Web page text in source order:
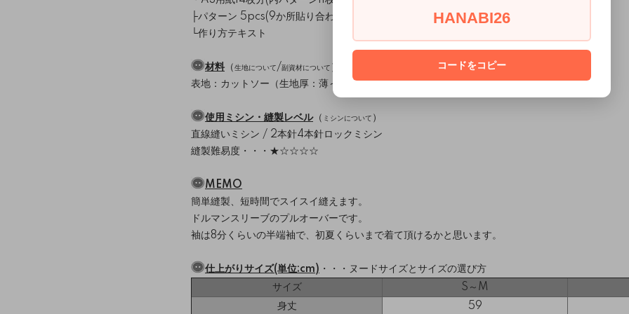
├パターン 5pcs(9か所貼り合わせが必要です)
└作り方テキスト
材料 （生地について/副資材について ）
表地：カットソー（生地厚：薄～中 / テンション：高～中）
使用ミシン・縫製レベル（ ミシンについて ）
直線縫いミシン / 2本針4本針ロックミシン
縫製難易度・・・★☆☆☆☆
MEMO
簡単縫製、短時間でスイスイ縫えます。
ドルマンスリーブのプルオーバーです。
袖は8分くらいの半端袖で、初夏くらいまで着て頂けるかと思います。
仕上がりサイズ(単位:cm) ・・・ ヌードサイズとサイズの選び方
サイズ
S～M
身丈
59
HANABI26
コードをコピー